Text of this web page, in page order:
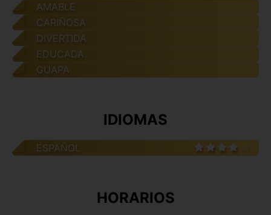
AMABLE
CARIÑOSA
DIVERTIDA
EDUCADA
GUAPA
IDIOMAS
ESPAÑOL
HORARIOS